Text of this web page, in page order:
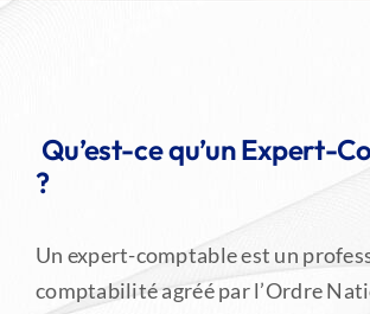
Qu’est-ce qu’un Expert-
?
Un expert-comptable est un
comptabilité agréé par l’Ordre